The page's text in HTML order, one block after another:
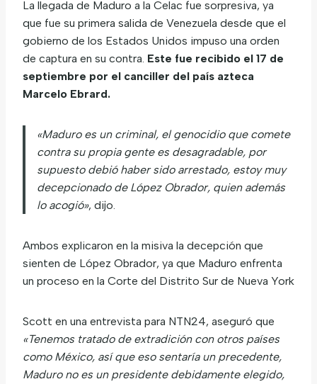
La llegada de Maduro a la Celac fue sorpresiva, ya
que fue su primera salida de Venezuela desde que el
gobierno de los Estados Unidos impuso una orden
de captura en su contra. Este fue recibido el 17 de
septiembre por el canciller del país azteca
Marcelo Ebrard.
«Maduro es un criminal, el genocidio que comete
contra su propia gente es desagradable, por
supuesto debió haber sido arrestado, estoy muy
decepcionado de López Obrador, quien además
lo acogió», dijo.
Ambos explicaron en la misiva la decepción que
sienten de López Obrador, ya que Maduro enfrenta
un proceso en la Corte del Distrito Sur de Nueva York
Scott en una entrevista para NTN24, aseguró que
«Tenemos tratado de extradición con otros países
como México, así que eso sentaría un precedente,
Maduro no es un presidente debidamente elegido,